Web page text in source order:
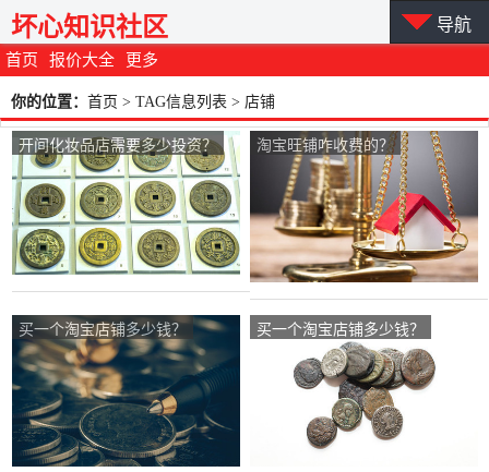
首页 报价大全 更多
坏心知识社区 导航
你的位置： 首页 > TAG信息列表 > 店铺
开间化妆品店需要多少投资？ 淘宝旺铺咋收费的？
买一个淘宝店铺多少钱？ 买一个淘宝店铺多少钱？